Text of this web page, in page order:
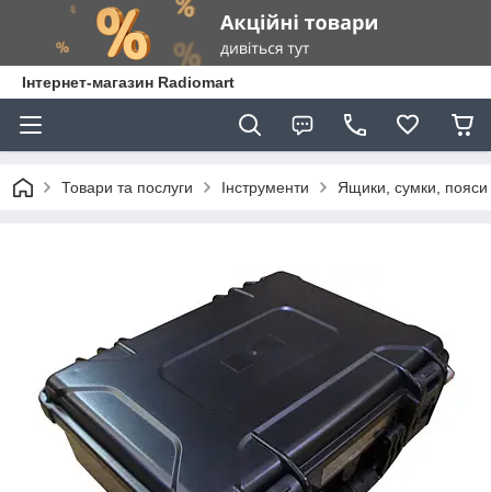
Інтернет-магазин Radiomart
Товари та послуги Інструменти Ящики, сумки, пояси